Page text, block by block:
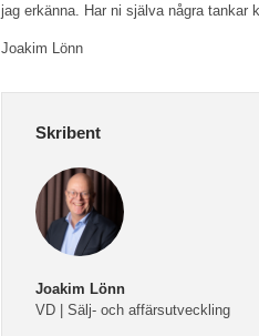
jag erkänna. Har ni själva några tankar
Joakim Lönn
Skribent
Joakim Lönn
VD | Sälj- och affärsutveckling